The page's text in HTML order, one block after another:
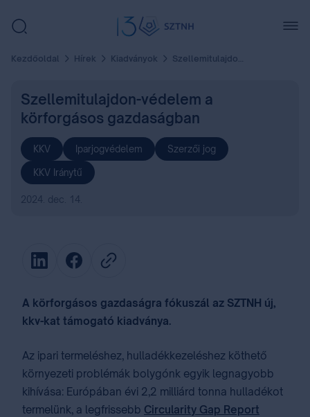
Kezdőoldal Hírek Kiadványok Szellemitulajdon-védelem a körforgásos gazdaságban
Szellemitulajdon-védelem a
körforgásos gazdaságban
KKV Iparjogvédelem Szerzői jog
KKV Iránytű
2024. dec. 14.
A körforgásos gazdaságra fókuszál az SZTNH új,
kkv-kat támogató kiadványa.
Az ipari termeléshez, hulladékkezeléshez köthető
környezeti problémák bolygónk egyik legnagyobb
kihívása: Európában évi 2,2 milliárd tonna hulladékot
termelünk, a legfrissebb Circularity Gap Report